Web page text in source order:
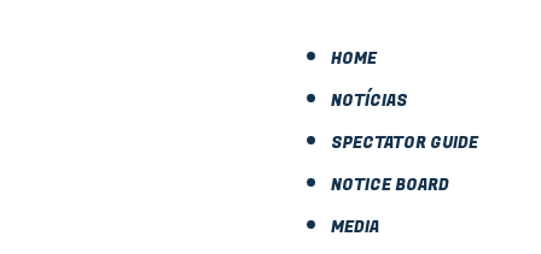
HOME
NOTÍCIAS
SPECTATOR GUIDE
NOTICE BOARD
MEDIA